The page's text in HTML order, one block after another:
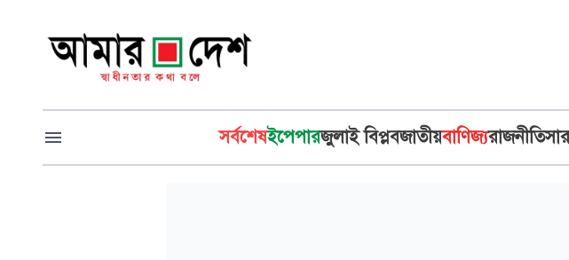
সর্বশেষইপেপারজুলাই বিপ্লবজাতীয়বাণিজ্যরাজনীতি